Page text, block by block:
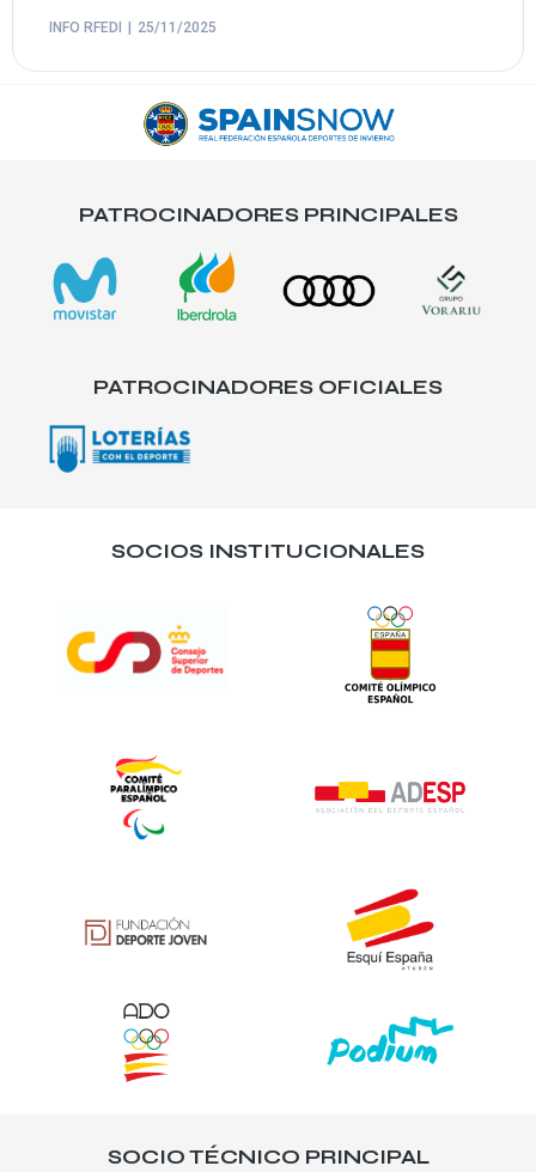
INFO RFEDI 25/11/2025
PATROCINADORES PRINCIPALES
PATROCINADORES OFICIALES
SOCIOS INSTITUCIONALES
SOCIO TÉCNICO PRINCIPAL